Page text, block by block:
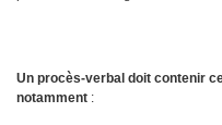
Un procès-verbal doit contenir
notamment :